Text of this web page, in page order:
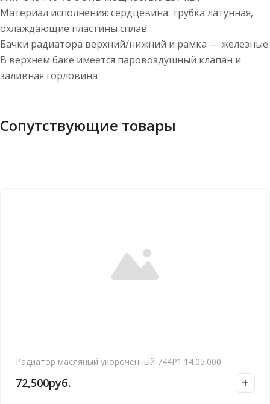
Материал исполнения: сердцевина: трубка латунная,
охлаждающие пластины сплав
Бачки радиатора верхний/нижний и рамка — железные
В верхнем баке имеется паровоздушный клапан и
заливная горловина
Сопутствующие товары
Радиатор масляный укороченный 744Р1.14.05.000
72,500руб.